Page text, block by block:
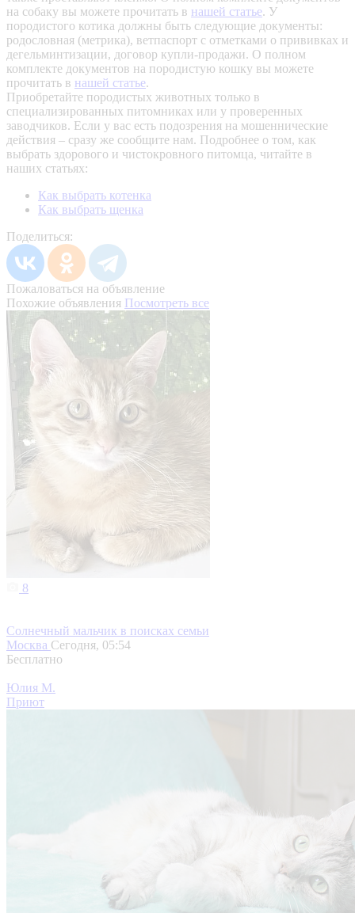
на собаку вы можете прочитать в нашей статье. У
породистого котика должны быть следующие документы:
родословная (метрика), ветпаспорт с отметками о прививках и
дегельминтизации, договор купли-продажи. О полном
комплекте документов на породистую кошку вы можете
прочитать в нашей статье.
Приобретайте породистых животных только в
специализированных питомниках или у проверенных
заводчиков. Если у вас есть подозрения на мошеннические
действия – сразу же сообщите нам. Подробнее о том, как
выбрать здорового и чистокровного питомца, читайте в
наших статьях:
Как выбрать котенка
Как выбрать щенка
Поделиться:
Пожаловаться на объявление
Похожие объявления Посмотреть все
8
Солнечный мальчик в поисках семьи
Москва Сегодня, 05:54
Бесплатно
Юлия М.
Приют